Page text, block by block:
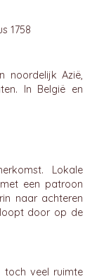
1758
noordelijk Azië,
In België en
Lokale
een patroon
naar achteren
door op de
toch veel ruimte